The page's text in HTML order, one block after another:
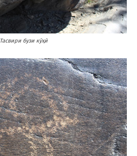
Тасвири бузи кӯҳӣ